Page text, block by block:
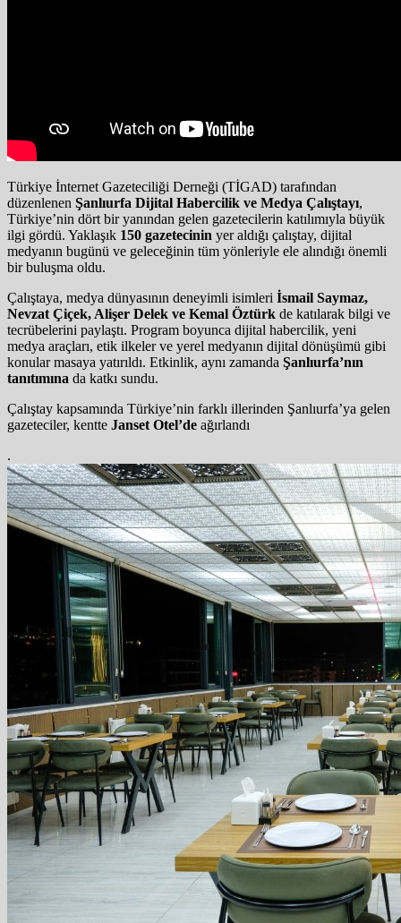
Türkiye İnternet Gazeteciliği Derneği (TİGAD) tarafından
düzenlenen Şanlıurfa Dijital Habercilik ve Medya Çalıştayı,
Türkiye’nin dört bir yanından gelen gazetecilerin katılımıyla büyük
ilgi gördü. Yaklaşık 150 gazetecinin yer aldığı çalıştay, dijital
medyanın bugünü ve geleceğinin tüm yönleriyle ele alındığı önemli
bir buluşma oldu.
Çalıştaya, medya dünyasının deneyimli isimleri İsmail Saymaz,
Nevzat Çiçek, Alişer Delek ve Kemal Öztürk de katılarak bilgi ve
tecrübelerini paylaştı. Program boyunca dijital habercilik, yeni
medya araçları, etik ilkeler ve yerel medyanın dijital dönüşümü gibi
konular masaya yatırıldı. Etkinlik, aynı zamanda Şanlıurfa’nın
tanıtımına da katkı sundu.
Çalıştay kapsamında Türkiye’nin farklı illerinden Şanlıurfa’ya gelen
gazeteciler, kentte Janset Otel’de ağırlandı
.